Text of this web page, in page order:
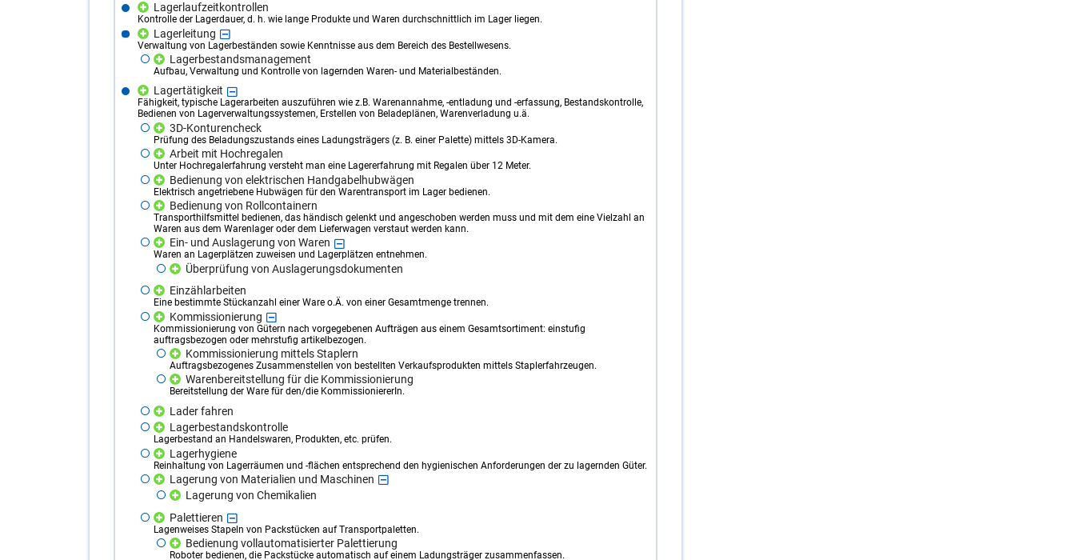
Lagerlaufzeitkontrollen
Kontrolle der Lagerdauer, d. h. wie lange Produkte und Waren durchschnittlich im Lager liegen.
Lagerleitung
Verwaltung von Lagerbeständen sowie Kenntnisse aus dem Bereich des Bestellwesens.
Lagerbestandsmanagement
Aufbau, Verwaltung und Kontrolle von lagernden Waren- und Materialbeständen.
Lagertätigkeit
Fähigkeit, typische Lagerarbeiten auszuführen wie z.B. Warenannahme, -entladung und -erfassung, Bestandskontrolle,
Bedienen von Lagerverwaltungssystemen, Erstellen von Beladeplänen, Warenverladung u.ä.
3D-Konturencheck
Prüfung des Beladungszustands eines Ladungsträgers (z. B. einer Palette) mittels 3D-Kamera.
Arbeit mit Hochregalen
Unter Hochregalerfahrung versteht man eine Lagererfahrung mit Regalen über 12 Meter.
Bedienung von elektrischen Handgabelhubwägen
Elektrisch angetriebene Hubwägen für den Warentransport im Lager bedienen.
Bedienung von Rollcontainern
Transporthilfsmittel bedienen, das händisch gelenkt und angeschoben werden muss und mit dem eine Vielzahl an
Waren aus dem Warenlager oder dem Lieferwagen verstaut werden kann.
Ein- und Auslagerung von Waren
Waren an Lagerplätzen zuweisen und Lagerplätzen entnehmen.
Überprüfung von Auslagerungsdokumenten
Einzählarbeiten
Eine bestimmte Stückanzahl einer Ware o.Ä. von einer Gesamtmenge trennen.
Kommissionierung
Kommissionierung von Gütern nach vorgegebenen Aufträgen aus einem Gesamtsortiment: einstufig
auftragsbezogen oder mehrstufig artikelbezogen.
Kommissionierung mittels Staplern
Auftragsbezogenes Zusammenstellen von bestellten Verkaufsprodukten mittels Staplerfahrzeugen.
Warenbereitstellung für die Kommissionierung
Bereitstellung der Ware für den/die KommissioniererIn.
Lader fahren
Lagerbestandskontrolle
Lagerbestand an Handelswaren, Produkten, etc. prüfen.
Lagerhygiene
Reinhaltung von Lagerräumen und -flächen entsprechend den hygienischen Anforderungen der zu lagernden Güter.
Lagerung von Materialien und Maschinen
Lagerung von Chemikalien
Palettieren
Lagenweises Stapeln von Packstücken auf Transportpaletten.
Bedienung vollautomatisierter Palettierung
Roboter bedienen, die Packstücke automatisch auf einem Ladungsträger zusammenfassen.